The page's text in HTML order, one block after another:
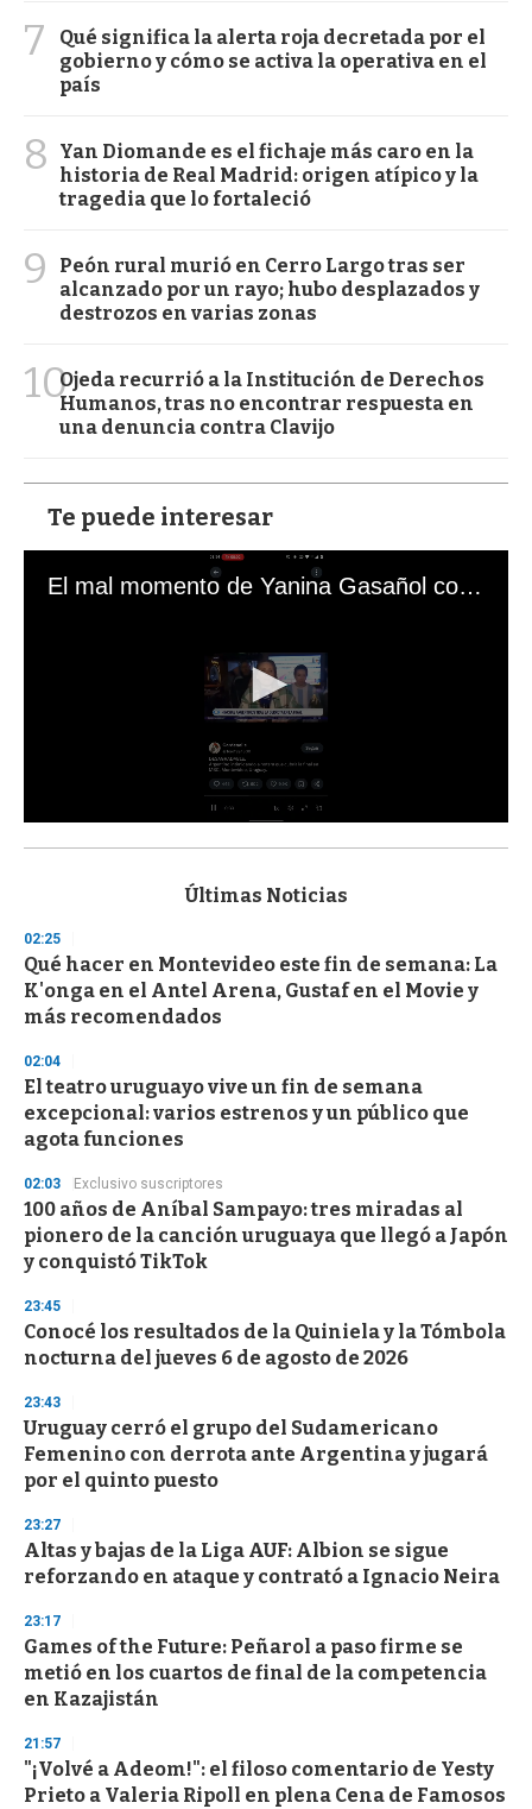
7
Qué significa la alerta roja decretada por el
gobierno y cómo se activa la operativa en el
país
8
Yan Diomande es el fichaje más caro en la
historia de Real Madrid: origen atípico y la
tragedia que lo fortaleció
9
Peón rural murió en Cerro Largo tras ser
alcanzado por un rayo; hubo desplazados y
destrozos en varias zonas
10Ojeda recurrió a la Institución de Derechos
Humanos, tras no encontrar respuesta en
una denuncia contra Clavijo
Te puede interesar
El mal momento de Yanina Gasañol con un hincha argentino en "Subrayado"
s
d
s
o
f
3
s
e
c
o
n
Últimas Noticias
02:25
Qué hacer en Montevideo este fin de semana: La
K'onga en el Antel Arena, Gustaf en el Movie y
más recomendados
02:04
El teatro uruguayo vive un fin de semana
excepcional: varios estrenos y un público que
agota funciones
02:03 Exclusivo suscriptores
100 años de Aníbal Sampayo: tres miradas al
pionero de la canción uruguaya que llegó a Japón
y conquistó TikTok
23:45
Conocé los resultados de la Quiniela y la Tómbola
nocturna del jueves 6 de agosto de 2026
23:43
Uruguay cerró el grupo del Sudamericano
Femenino con derrota ante Argentina y jugará
por el quinto puesto
23:27
Altas y bajas de la Liga AUF: Albion se sigue
reforzando en ataque y contrató a Ignacio Neira
23:17
Games of the Future: Peñarol a paso firme se
metió en los cuartos de final de la competencia
en Kazajistán
21:57
"¡Volvé a Adeom!": el filoso comentario de Yesty
Prieto a Valeria Ripoll en plena Cena de Famosos